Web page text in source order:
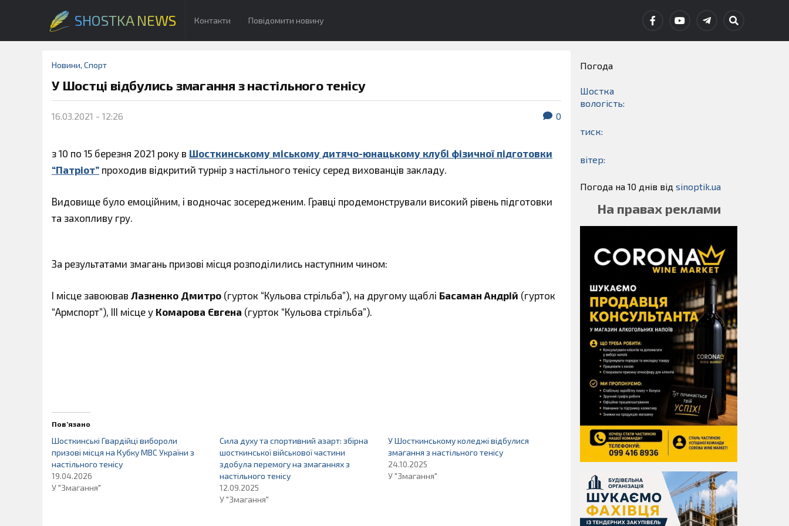
SHOSTKA NEWS Контакти Повідомити новину
Новини, Спорт
У Шостці відбулись змагання з настільного тенісу
16.03.2021 - 12:26 0
з 10 по 15 березня 2021 року в Шосткинському міському дитячо-юнацькому клубі фізичної підготовки
“Патріот” проходив відкритий турнір з настільного тенісу серед вихованців закладу.
Видовище було емоційним, і водночас зосередженим. Гравці продемонстрували високий рівень підготовки
та захопливу гру.
За результатами змагань призові місця розподілились наступним чином:
І місце завоював Лазненко Дмитро (гурток “Кульова стрільба”), на другому щаблі Басаман Андрій (гурток
“Армспорт”), ІІІ місце у Комарова Євгена (гурток “Кульова стрільба”).
Пов’язано
Шосткинські Гвардійці вибороли
призові місця на Кубку МВС України з
настільного тенісу
19.04.2026
У "Змагання"
Сила духу та спортивний азарт: збірна
шосткинської військової частини
здобула перемогу на змаганнях з
настільного тенісу
12.09.2025
У "Змагання"
У Шосткинському коледжі відбулися
змагання з настільного тенісу
24.10.2025
У "Змагання"
Погода
Шостка
вологість:
тиск:
вітер:
Погода на 10 днів від sinoptik.ua
На правах реклами